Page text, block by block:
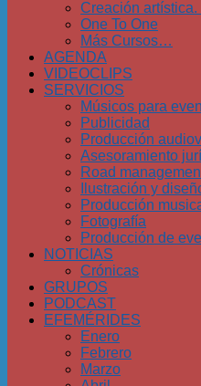
Creación
One To One
Más Cursos…
AGENDA
VIDEOCLIPS
SERVICIOS
Músicos para
Publicidad
Producción
Asesoramiento
Road
Ilustración y
Producción
Fotografía
Producción de
NOTICIAS
Crónicas
GRUPOS
PODCAST
EFEMÉRIDES
Enero
Febrero
Marzo